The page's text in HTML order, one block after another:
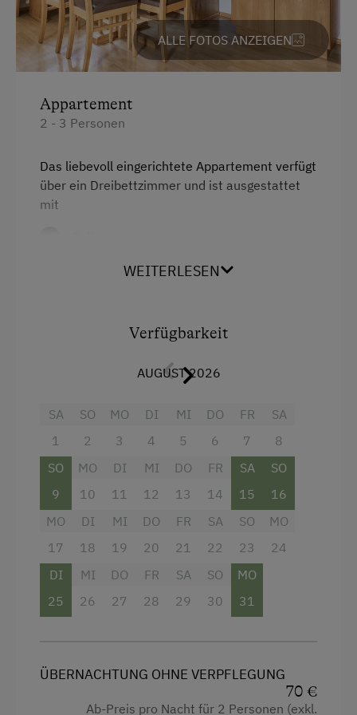
Garten/Wiese
Mithilfe am Hof
Kinder-Ausstattung
Kinder sind willkommen
Kinderspielplatz
Bettwäsche vorhanden
Kaffeemaschine
Mikrowelle
Trockenraum
Zentralheizung
Verpflegung
Ohne Verpflegung
eigene Trinkwasserquelle
Eingeschränktes Housekeeping
ALLE FOTOS ANZEIGEN
Appartement
2 - 3 Personen
Das liebevoll eingerichtete Appartement verfügt
über ein Dreibettzimmer und ist ausgestattet
mit
Küche: Elektroherd, Wasserkocher,
Ausstattung
WEITERLESEN
Verfügbarkeit
AUGUST 2026
SA
1
SO
2
MO
3
DI
4
MI
5
DO
6
FR
7
SA
8
SO
9
MO
10
DI
11
MI
12
DO
13
FR
14
SA
15
SO
16
MO
17
DI
18
MI
19
DO
20
FR
21
SA
22
SO
23
MO
24
DI
25
MI
26
DO
27
FR
28
SA
29
SO
30
MO
31
ÜBERNACHTUNG OHNE VERPFLEGUNG
70 €
Ab-Preis pro Nacht für 2 Personen (exkl.